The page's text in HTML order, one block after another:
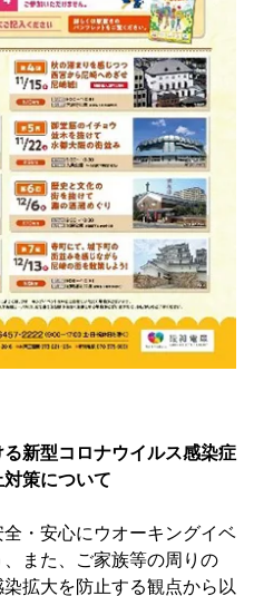
新型コロナウイルス感染症
策について
・安心にウオーキングイベ
また、ご家族等の周りの
拡大を防止する観点から以